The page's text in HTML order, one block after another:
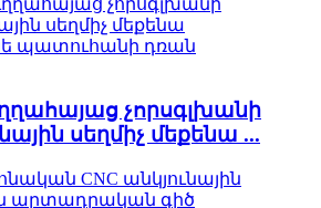
չորսգլխանի
սեղմիչ մեքենա ...